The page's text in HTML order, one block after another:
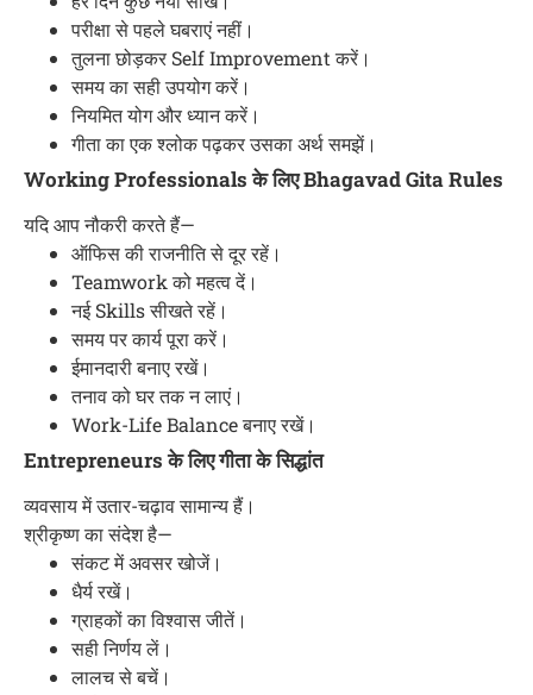
परीक्षा से पहले घबराएं नहीं।
तुलना छोड़कर Self Improvement करें।
समय का सही उपयोग करें।
नियमित योग और ध्यान करें।
गीता का एक श्लोक पढ़कर उसका अर्थ समझें।
Working Professionals के लिए Bhagavad Gita Rules
यदि आप नौकरी करते हैं—
ऑफिस की राजनीति से दूर रहें।
Teamwork को महत्व दें।
नई Skills सीखते रहें।
समय पर कार्य पूरा करें।
ईमानदारी बनाए रखें।
तनाव को घर तक न लाएं।
Work-Life Balance बनाए रखें।
Entrepreneurs के लिए गीता के सिद्धांत
व्यवसाय में उतार-चढ़ाव सामान्य हैं।
श्रीकृष्ण का संदेश है—
संकट में अवसर खोजें।
धैर्य रखें।
ग्राहकों का विश्वास जीतें।
सही निर्णय लें।
लालच से बचें।